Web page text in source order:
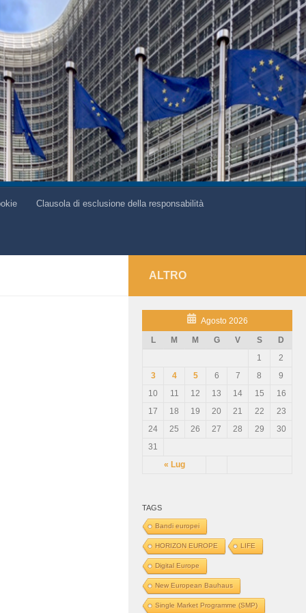
Clausola di esclusione della responsabilità
ALTRO
Agosto 2026
L
M M G V S D
« Lug
1
2
3
4 5 6 7 8
9
10
11 12 13 14 15
16
17
18 19 20 21 22
23
24
25 26 27 28 29
30
31
TAGS
Bandi europei
HORIZON EUROPE LIFE
Digital Europe
New European Bauhaus
Single Market Programme (SMP)